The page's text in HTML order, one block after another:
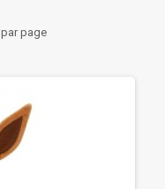
par page